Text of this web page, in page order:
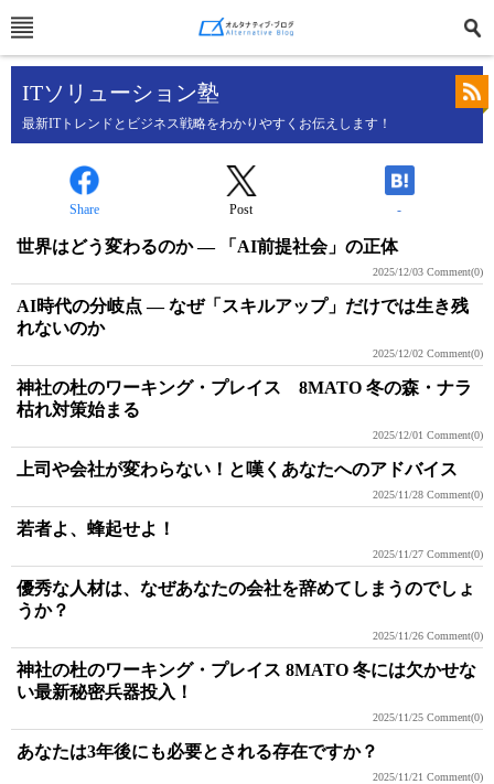
ITソリューション塾
最新ITトレンドとビジネス戦略をわかりやすくお伝えします！
Share Post -
世界はどう変わるのか ― 「AI前提社会」の正体
2025/12/03 Comment(0)
AI時代の分岐点 ― なぜ「スキルアップ」だけでは生き残
れないのか
2025/12/02 Comment(0)
神社の杜のワーキング・プレイス 8MATO 冬の森・ナラ
枯れ対策始まる
2025/12/01 Comment(0)
上司や会社が変わらない！と嘆くあなたへのアドバイス
2025/11/28 Comment(0)
若者よ、蜂起せよ！
2025/11/27 Comment(0)
優秀な人材は、なぜあなたの会社を辞めてしまうのでしょ
うか？
2025/11/26 Comment(0)
神社の杜のワーキング・プレイス 8MATO 冬には欠かせな
い最新秘密兵器投入！
2025/11/25 Comment(0)
あなたは3年後にも必要とされる存在ですか？
2025/11/21 Comment(0)